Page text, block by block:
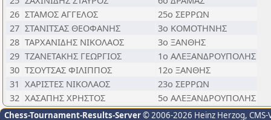
26 ΣΤΑΜΟΣ ΑΓΓΕΛΟΣ
25ο ΣΕΡΡΩΝ
27 ΣΤΑΝΙΤΣΑΣ ΘΕΟΦΑΝΗΣ
3ο ΚΟΜΟΤΗΝΗΣ
28 ΤΑΡΧΑΝΙΔΗΣ ΝΙΚΟΛΑΟΣ
3ο ΞΑΝΘΗΣ
29 ΤΖΑΝΕΤΑΚΗΣ ΓΕΩΡΓΙΟΣ
1ο ΑΛΕΞΑΝΔΡΟΥΠΟΛΗΣ
30 ΤΣΟΥΤΣΑΣ ΦΙΛΙΠΠΟΣ
12ο ΞΑΝΘΗΣ
31 ΧΑΡΙΣΤΕΣ ΝΙΚΟΛΑΟΣ
23ο ΣΕΡΡΩΝ
32 ΧΑΣΑΠΗΣ ΧΡΗΣΤΟΣ 5ο ΑΛΕΞΑΝΔΡΟΥΠΟΛΗΣ
Chess-Tournament-Results-Server© 2006-2026 Heinz Herzog,